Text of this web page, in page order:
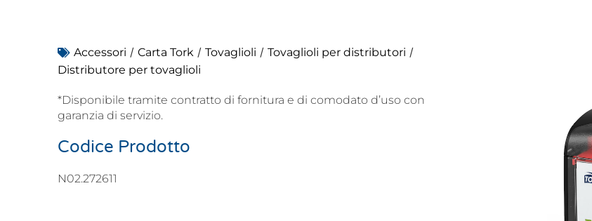
Accessori / Carta Tork / Tovaglioli / Tovaglioli per distributori /
Distributore per tovaglioli
*Disponibile tramite contratto di fornitura e di comodato d’uso con
garanzia di servizio.
Codice Prodotto
N02.272611